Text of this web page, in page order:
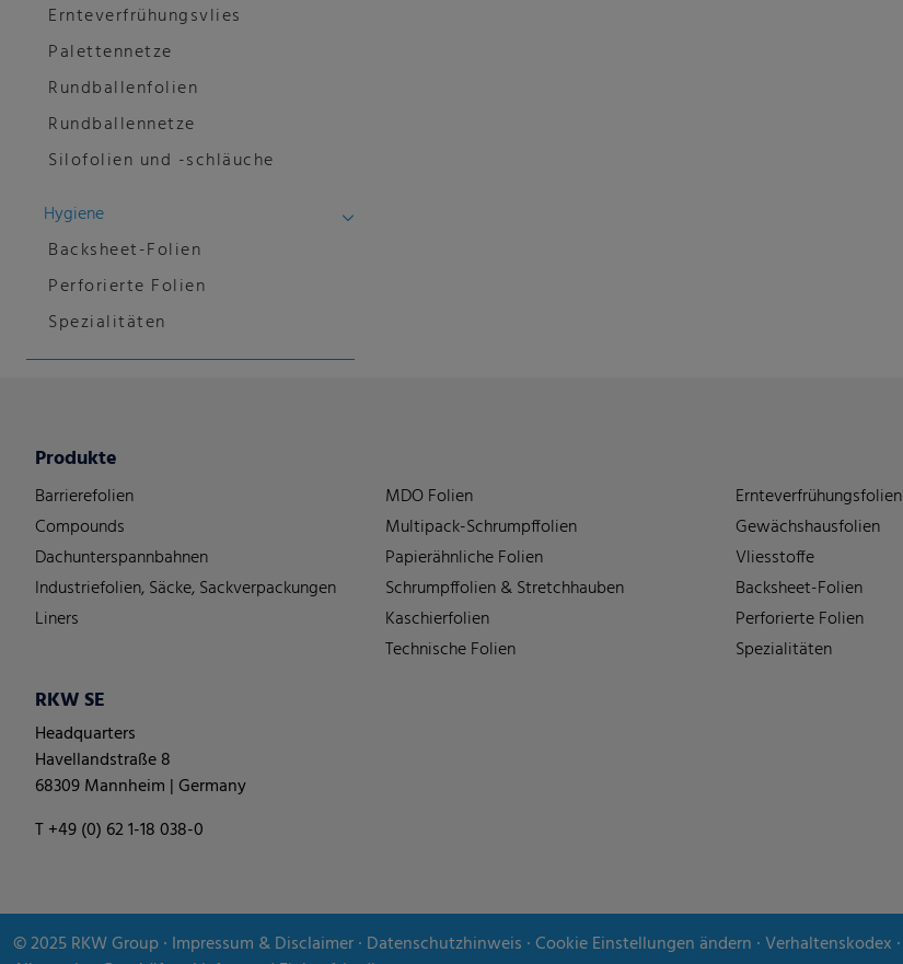
Ernteverfrühungsvlies
Palettennetze
Rundballenfolien
Rundballennetze
Silofolien und -schläuche
Hygiene
Backsheet-Folien
Perforierte Folien
Spezialitäten
Produkte
Barrierefolien
Compounds
Dachunterspannbahnen
Industriefolien, Säcke, Sackverpackungen
Liners
MDO Folien
Multipack-Schrumpffolien
Papierähnliche Folien
Schrumpffolien & Stretchhauben
Kaschierfolien
Technische Folien
Ernteverfrühungsfolien
Gewächshausfolien
Vliesstoffe
Backsheet-Folien
Perforierte Folien
Spezialitäten
RKW SE
Headquarters
Havellandstraße 8
68309 Mannheim | Germany
T +49 (0) 62 1-18 038-0
© 2025RKW Group∙ Impressum & Disclaimer∙ Datenschutzhinweis ∙Cookie Einstellungen ändern ∙Verhaltenskodex ∙